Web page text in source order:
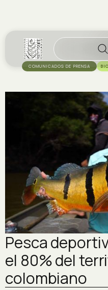
COMUNICADOS DE PRENSA
Pesca
el 80% del
colombiano